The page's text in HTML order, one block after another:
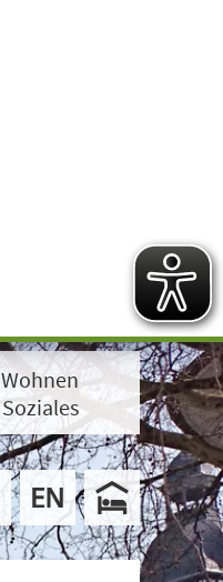
Wohnen
Soziales